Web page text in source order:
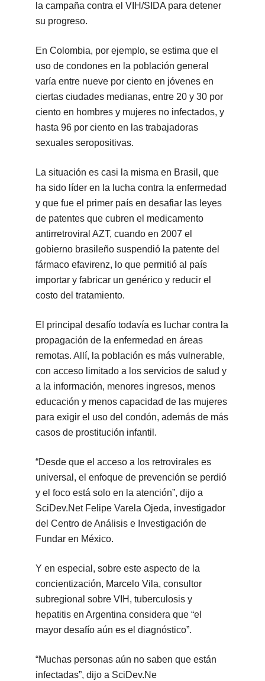
la campaña contra el VIH/SIDA para detener
su progreso.
En Colombia, por ejemplo, se estima que el
uso de condones en la población general
varía entre nueve por ciento en jóvenes en
ciertas ciudades medianas, entre 20 y 30 por
ciento en hombres y mujeres no infectados, y
hasta 96 por ciento en las trabajadoras
sexuales seropositivas.
La situación es casi la misma en Brasil, que
ha sido líder en la lucha contra la enfermedad
y que fue el primer país en desafiar las leyes
de patentes que cubren el medicamento
antirretroviral AZT, cuando en 2007 el
gobierno brasileño suspendió la patente del
fármaco efavirenz, lo que permitió al país
importar y fabricar un genérico y reducir el
costo del tratamiento.
El principal desafío todavía es luchar contra la
propagación de la enfermedad en áreas
remotas. Allí, la población es más vulnerable,
con acceso limitado a los servicios de salud y
a la información, menores ingresos, menos
educación y menos capacidad de las mujeres
para exigir el uso del condón, además de más
casos de prostitución infantil.
“Desde que el acceso a los retrovirales es
universal, el enfoque de prevención se perdió
y el foco está solo en la atención”, dijo a
SciDev.Net Felipe Varela Ojeda, investigador
del Centro de Análisis e Investigación de
Fundar en México.
Y en especial, sobre este aspecto de la
concientización, Marcelo Vila, consultor
subregional sobre VIH, tuberculosis y
hepatitis en Argentina considera que “el
mayor desafío aún es el diagnóstico”.
“Muchas personas aún no saben que están
infectadas”, dijo a SciDev.Ne